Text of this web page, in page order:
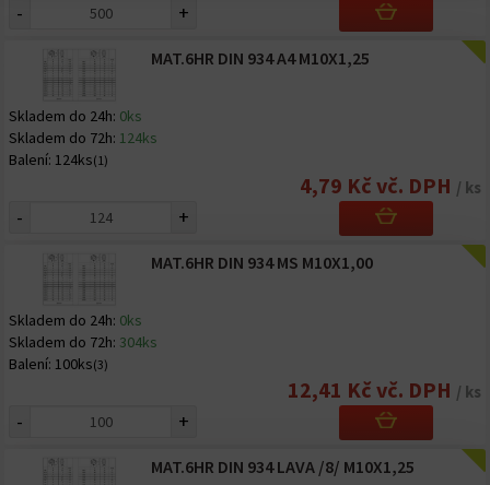
- +
MAT.6HR DIN 934 A4 M10X1,25
Skladem do 24h: 0ks
Skladem do 72h: 124ks
Balení: 124ks(1)
4,79 Kč vč. DPH / ks
- +
MAT.6HR DIN 934 MS M10X1,00
Skladem do 24h: 0ks
Skladem do 72h: 304ks
Balení: 100ks(3)
12,41 Kč vč. DPH / ks
- +
MAT.6HR DIN 934 LAVA /8/ M10X1,25